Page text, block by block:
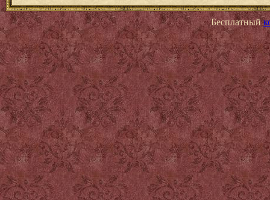
Бесплатный